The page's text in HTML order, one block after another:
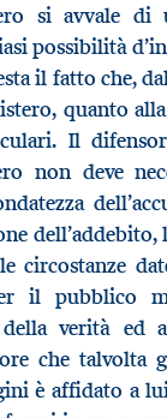
si avvale di
possibilità
il fatto che,
quanto
Il
non deve
circostanze
il pubblico
della verità ed
che
è affidato a